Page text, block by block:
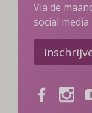
Via de
social media
Facebook